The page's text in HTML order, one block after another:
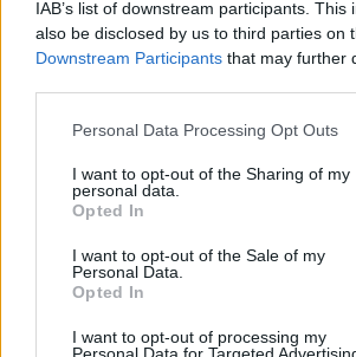
IAB’s list of downstream participants. This
also be disclosed by us to third parties on
Downstream Participants that may further
Personal Data Processing Opt Outs
I want to opt-out of the Sharing of my
personal data.
Opted In
I want to opt-out of the Sale of my
Personal Data.
Opted In
I want to opt-out of processing my
vaiko gyvybių išgelbėti nepavyko
Žinios | Lietuvos diena
32 laipsnių šilumos
Žinios | Orai
Nufilmavo, kaip patvino Vilniaus
vaizdas pribloškia